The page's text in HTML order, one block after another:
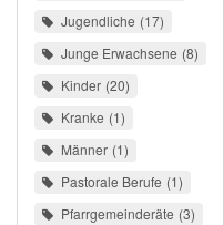
Jugendliche 17
Junge Erwachsene 8
Kinder 20
Kranke 1
Männer 1
Pastorale Berufe 1
Pfarrgemeinderäte 3